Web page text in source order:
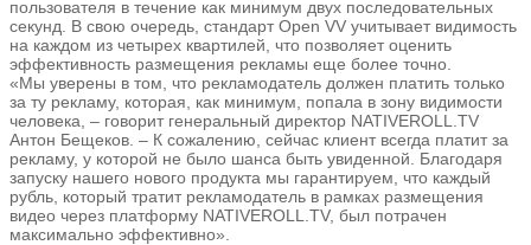
пользователя в течение как минимум двух последовательных
секунд. В свою очередь, стандарт Open VV учитывает видимость
на каждом из четырех квартилей, что позволяет оценить
эффективность размещения рекламы еще более точно.
«Мы уверены в том, что рекламодатель должен платить только
за ту рекламу, которая, как минимум, попала в зону видимости
человека, – говорит генеральный директор NATIVEROLL.TV
Антон Бещеков. – К сожалению, сейчас клиент всегда платит за
рекламу, у которой не было шанса быть увиденной. Благодаря
запуску нашего нового продукта мы гарантируем, что каждый
рубль, который тратит рекламодатель в рамках размещения
видео через платформу NATIVEROLL.TV, был потрачен
максимально эффективно».